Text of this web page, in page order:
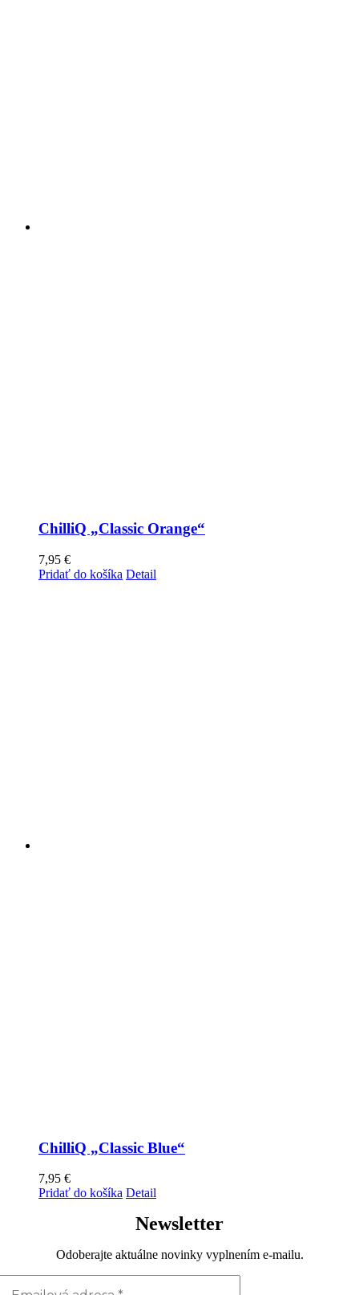
ChilliQ „Classic Orange“
7,95 €
Pridať do košíka Detail
ChilliQ „Classic Blue“
7,95 €
Pridať do košíka Detail
Newsletter
Odoberajte aktuálne novinky vyplnením e-mailu.